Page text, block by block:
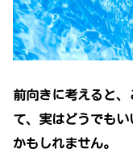
前向きに考えると
て、実はどうでも
かもしれません。